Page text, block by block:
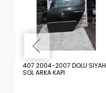
407 2004-2007 DOLU SİYAH
SOL ARKA KAPI